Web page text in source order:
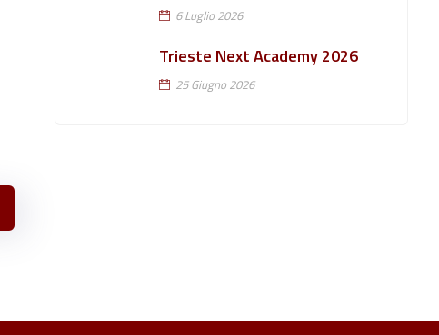
6 Luglio 2026
Trieste Next Academy 2026
25 Giugno 2026